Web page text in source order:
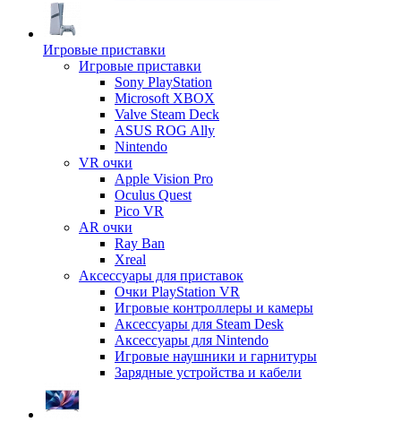
Игровые приставки
Игровые приставки
Sony PlayStation
Microsoft XBOX
Valve Steam Deck
ASUS ROG Ally
Nintendo
VR очки
Apple Vision Pro
Oculus Quest
Pico VR
AR очки
Ray Ban
Xreal
Аксессуары для приставок
Очки PlayStation VR
Игровые контроллеры и камеры
Аксессуары для Steam Desk
Аксессуары для Nintendo
Игровые наушники и гарнитуры
Зарядные устройства и кабели